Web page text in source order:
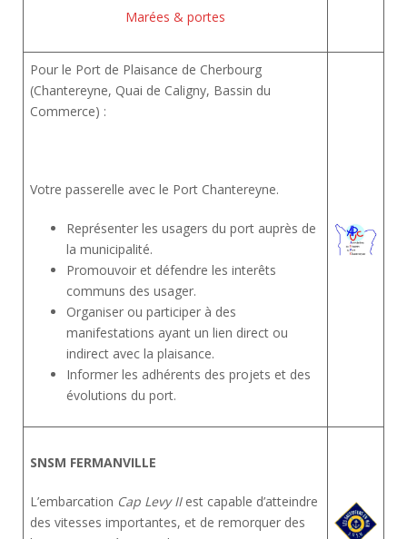
Marées & portes
Pour le Port de Plaisance de Cherbourg
(Chantereyne, Quai de Caligny, Bassin du
Commerce) :
Votre passerelle avec le Port Chantereyne.
Représenter les usagers du port auprès de
la municipalité.
Promouvoir et défendre les interêts
communs des usager.
Organiser ou participer à des
manifestations ayant un lien direct ou
indirect avec la plaisance.
Informer les adhérents des projets et des
évolutions du port.
SNSM FERMANVILLE
L’embarcation Cap Levy IIest capable d’atteindre
des vitesses importantes, et de remorquer des